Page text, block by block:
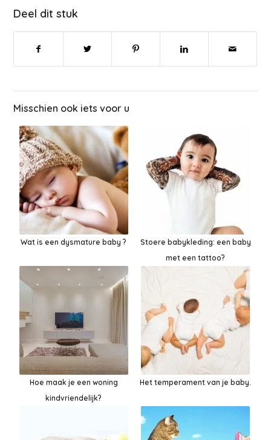
Deel dit stuk
Misschien ook iets voor u
Wat is een dysmature baby ?
Stoere babykleding: een baby
met een tattoo?
Hoe maak je een woning
kindvriendelijk?
Het temperament van je baby.